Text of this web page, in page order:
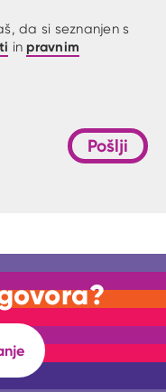
da si seznanjen s
in pravnim
Pošlji